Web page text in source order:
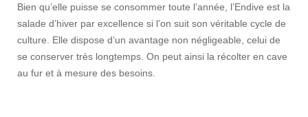
Bien qu’elle puisse se consommer toute l’année, l’Endive est la
salade d’hiver par excellence si l’on suit son véritable cycle de
culture. Elle dispose d’un avantage non négligeable, celui de
se conserver très longtemps. On peut ainsi la récolter en cave
au fur et à mesure des besoins.